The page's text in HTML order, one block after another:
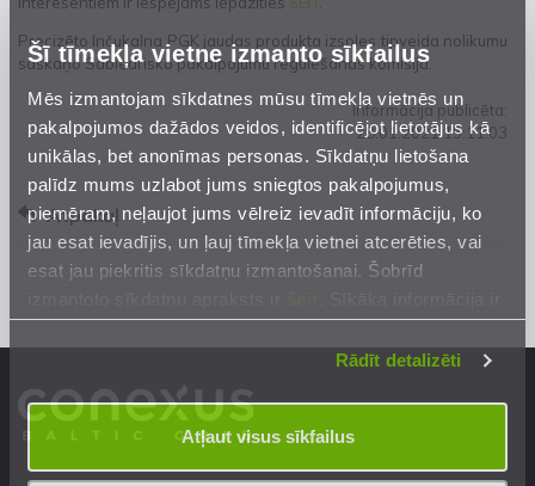
Šī tīmekļa vietne izmanto sīkfailus
Mēs izmantojam sīkdatnes mūsu tīmekļa vietnēs un
pakalpojumos dažādos veidos, identificējot lietotājus kā
unikālas, bet anonīmas personas. Sīkdatņu lietošana
palīdz mums uzlabot jums sniegtos pakalpojumus,
piemēram, neļaujot jums vēlreiz ievadīt informāciju, ko
jau esat ievadījis, un ļauj tīmekļa vietnei atcerēties, vai
esat jau piekritis sīkdatņu izmantošanai. Šobrīd
mūsuPrivātuma atrunā.
Rādīt detalizēti
Atļaut visus sīkfailus
Precizēto Inčukalna PGK jaudas produkta izsoles tipveida nolikumu
saskaņo Sabiedrisko pakalpojumu regulēšanas komisija.
Informācija publicēta:
28.01.2021 15:11:03
Atpakaļ